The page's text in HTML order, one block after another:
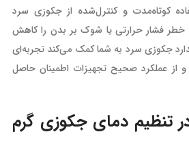
کوتاه‌مدت و کنترل‌شده از جکوزی سرد
خطر فشار حرارتی یا شوک بر بدن را کاهش
جکوزی سرد به شما کمک می‌کند تجربه‌ای
از عملکرد صحیح تجهیزات اطمینان حاصل
تنظیم دمای جکوزی گرم